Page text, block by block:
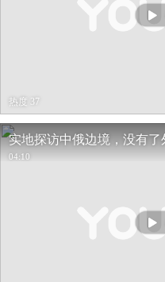
热度 37
实地探访中俄边境，没有
04:10